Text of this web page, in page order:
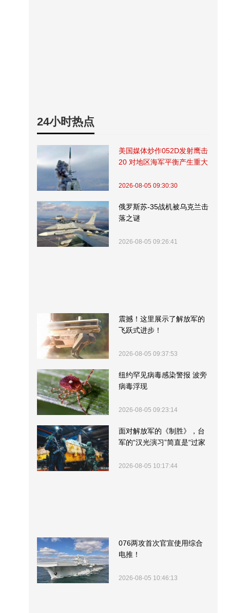
24小时热点
美国媒体炒作052D发射鹰击
20 对地区海军平衡产生重大
2026-08-05 09:30:30
俄罗斯苏-35战机被乌克兰击
落之谜
2026-08-05 09:26:41
震撼！这里展示了解放军的
飞跃式进步！
2026-08-05 09:37:53
纽约罕见病毒感染警报 波旁
病毒浮现
2026-08-05 09:23:14
面对解放军的《制胜》，台
军的“汉光演习”简直是“过家
2026-08-05 10:17:44
076两攻首次官宣使用综合
电推！
2026-08-05 10:46:13